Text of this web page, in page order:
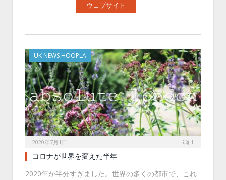
ウェブサイト
UK NEWS HOOPLA
2020年7月1日 1
コロナが世界を変えた半年
2020年が半分すぎました。世界の多くの都市で、これ